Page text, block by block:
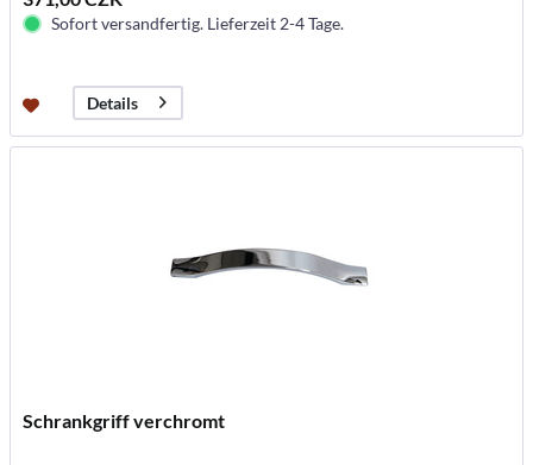
Sofort versandfertig. Lieferzeit 2-4 Tage.
Details
Schrankgriff verchromt